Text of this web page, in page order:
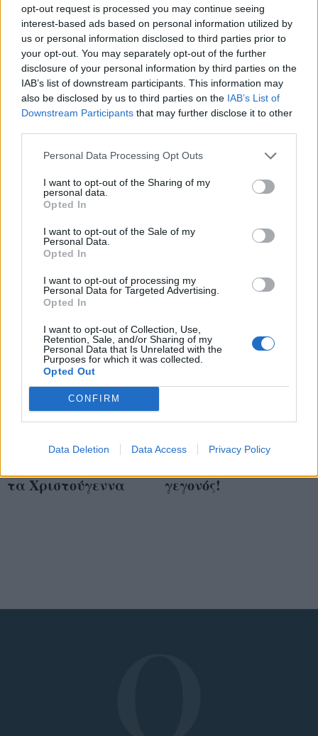
opt-out request is processed you may continue seeing
interest-based ads based on personal information utilized by
us or personal information disclosed to third parties prior to
your opt-out. You may separately opt-out of the further
disclosure of your personal information by third parties on the
IAB’s list of downstream participants. This information may
also be disclosed by us to third parties on the IAB’s List of
Downstream Participants that may further disclose it to other
Personal Data Processing Opt Outs
I want to opt-out of the Sharing of my
personal data.
Opted In
I want to opt-out of the Sale of my
Personal Data.
Opted In
I want to opt-out of processing my
Personal Data for Targeted Advertising.
Opted In
I want to opt-out of Collection, Use,
Retention, Sale, and/or Sharing of my
Personal Data that Is Unrelated with the
Purposes for which it was collected.
Opted Out
CONFIRM
Data Deletion Data Access Privacy Policy
Αυτή η τσάντα από
πέρλες έχει
κατακλύσει το
εξηγούμε το γιατί
Πώς να φτιάξετε
τσιμπιδάκια με
πέρλες για τα
Dukas: πέρλες στα
τα Χριστούγεννα
Η επιστροφή της
γεγονός!